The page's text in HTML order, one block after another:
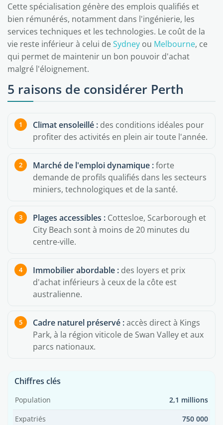
Cette spécialisation génère des emplois qualifiés et
bien rémunérés, notamment dans l'ingénierie, les
services techniques et les technologies. Le coût de la
vie reste inférieur à celui deSydney ou Melbourne, ce
qui permet de maintenir un bon pouvoir d'achat
malgré l'éloignement.
5 raisons de considérer Perth
Climat ensoleillé : des conditions idéales pour
profiter des activités en plein air toute l'année.
Marché de l'emploi dynamique :forte
demande de profils qualifiés dans les secteurs
miniers, technologiques et de la santé.
Plages accessibles : Cottesloe, Scarborough et
City Beach sont à moins de 20 minutes du
centre-ville.
Immobilier abordable : des loyers et prix
d'achat inférieurs à ceux de la côte est
australienne.
Cadre naturel préservé :accès direct à Kings
Park, à la région viticole de Swan Valley et aux
parcs nationaux.
Chiffres clés
Population 2,1 millions
Expatriés 750 000